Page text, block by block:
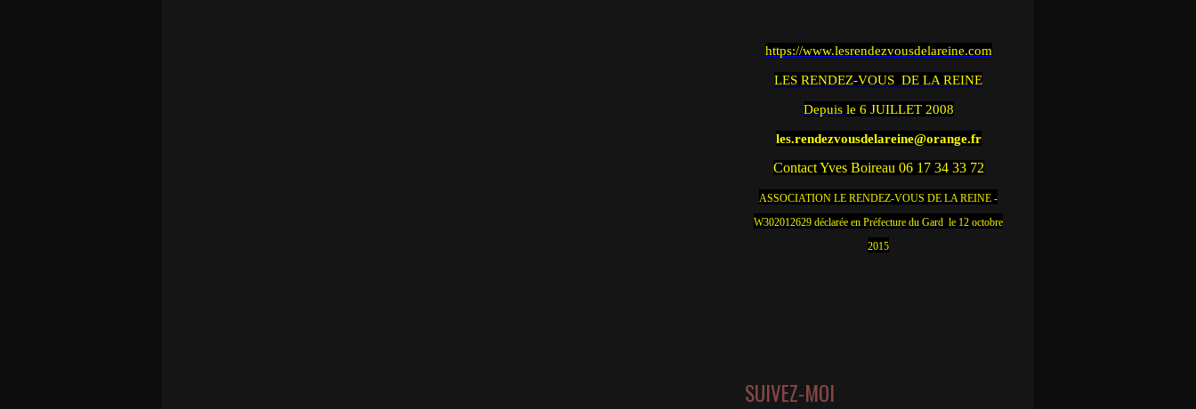
https://www.lesrendezvousdelareine.com
LES RENDEZ-VOUS DE LA REINE
Depuis le 6 JUILLET 2008
les.rendezvousdelareine@orange.fr
Contact Yves Boireau 06 17 34 33 72
ASSOCIATION LE RENDEZ-VOUS DE LA REINE -
W302012629 déclarée en Préfecture du Gard le 12 octobre
2015
SUIVEZ-MOI